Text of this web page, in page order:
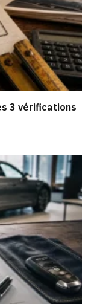
3 vérifications